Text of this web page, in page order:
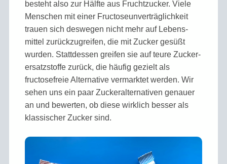
besteht also zur Hälfte aus Frucht­zucker. Viele
Menschen mit einer Fructose­unverträglich­keit
trauen sich deswegen nicht mehr auf Lebens­
mittel zurückzu­greifen, die mit Zucker gesüßt
wurden. Statt­dessen greifen sie auf teure Zucker­
ersatzstoffe zurück, die häufig gezielt als
fructose­freie Alternative vermarktet werden. Wir
sehen uns ein paar Zucker­alternativen genauer
an und bewerten, ob diese wirklich besser als
klassischer Zucker sind.